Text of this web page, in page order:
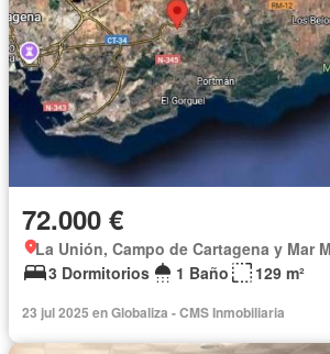
72.000 €
La Unión, Campo de Cartagena y Mar
3 Dormitorios
1 Baño 129 m²
23 jul 2025 en Globaliza - CMS Inmobiliaria